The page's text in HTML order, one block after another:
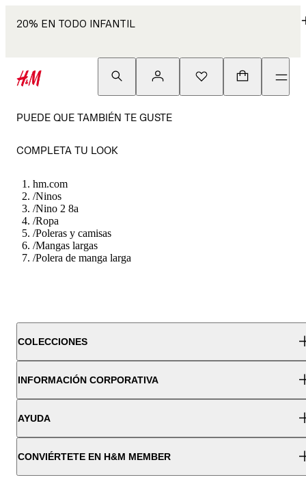
20% EN TODO INFANTIL
PUEDE QUE TAMBIÉN TE GUSTE
COMPLETA TU LOOK
hm.com
/Ninos
/Nino 2 8a
/Ropa
/Poleras y camisas
/Mangas largas
/Polera de manga larga
COLECCIONES
INFORMACIÓN CORPORATIVA
AYUDA
CONVIÉRTETE EN H&M MEMBER